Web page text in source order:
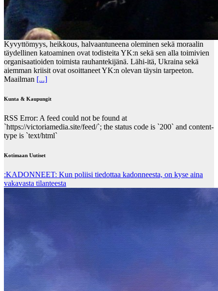
Kyvyttömyys, heikkous, halvaantuneena oleminen sekä moraalin
täydellinen katoaminen ovat todisteita YK:n sekä sen alla toimivien
organisaatioiden toimista rauhantekijänä. Lähi-itä, Ukraina sekä
aiemman kriisit ovat osoittaneet YK:n olevan täysin tarpeeton.
Maailman [...]
Kunta & Kaupungit
RSS Error: A feed could not be found at
`https://victoriamedia.site/feed/`; the status code is `200` and content-
type is `text/html`
Kotimaan Uutiset
:KADONNEET: Kun poliisi tiedottaa kadonneesta, on kyse aina
vakavasta tilanteesta